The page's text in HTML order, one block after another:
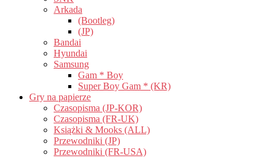
Arkada
(Bootleg)
(JP)
Bandai
Hyundai
Samsung
Gam * Boy
Super Boy Gam * (KR)
Gry na papierze
Czasopisma (JP-KOR)
Czasopisma (FR-UK)
Książki & Mooks (ALL)
Przewodniki (JP)
Przewodniki (FR-USA)